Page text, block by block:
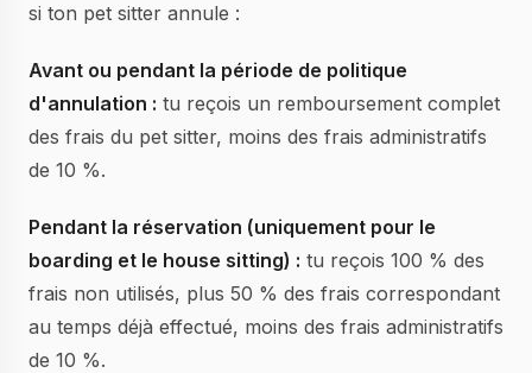
si ton pet sitter annule :
Avant ou pendant la période de politique
d'annulation : tu reçois un remboursement complet
des frais du pet sitter, moins des frais administratifs
de 10 %.
Pendant la réservation (uniquement pour le
boarding et le house sitting) : tu reçois 100 % des
frais non utilisés, plus 50 % des frais correspondant
au temps déjà effectué, moins des frais administratifs
de 10 %.